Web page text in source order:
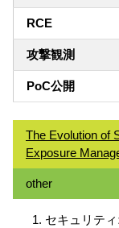
RCE
攻撃観測
PoC公開
The Evolution of
Exposure
other
セキュリテ